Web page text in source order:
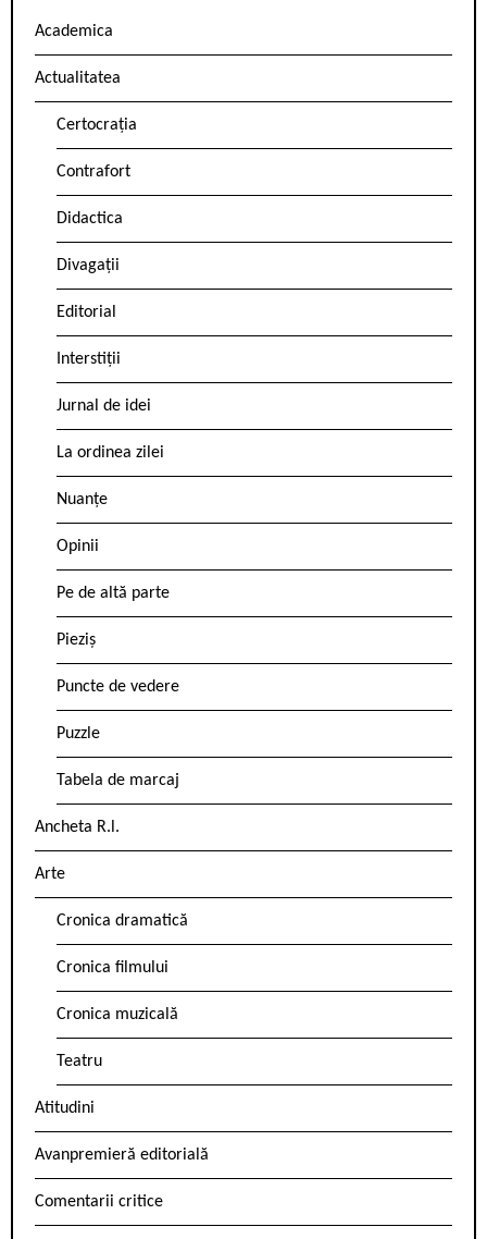
Academica
Actualitatea
Certocrația
Contrafort
Didactica
Divagații
Editorial
Interstiții
Jurnal de idei
La ordinea zilei
Nuanțe
Opinii
Pe de altă parte
Pieziș
Puncte de vedere
Puzzle
Tabela de marcaj
Ancheta R.l.
Arte
Cronica dramatică
Cronica filmului
Cronica muzicală
Teatru
Atitudini
Avanpremieră editorială
Comentarii critice